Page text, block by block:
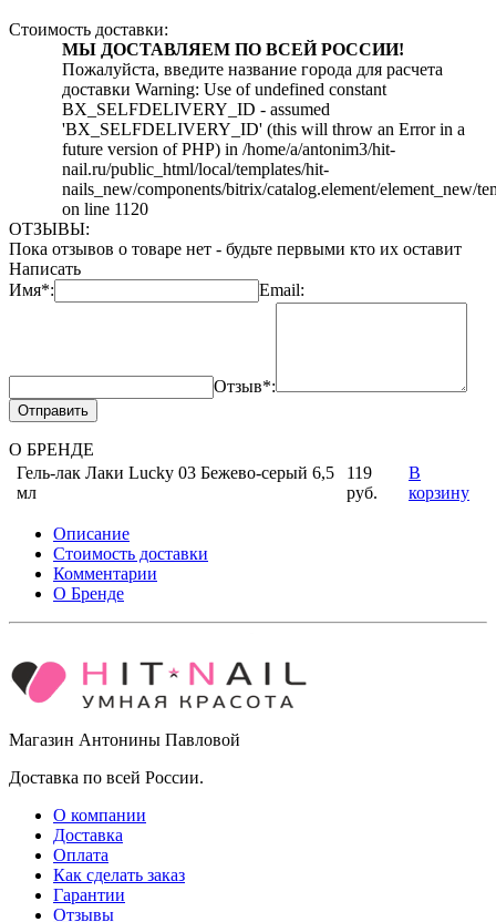
Стоимость доставки:
МЫ ДОСТАВЛЯЕМ ПО ВСЕЙ РОССИИ!
Пожалуйста, введите название города для расчета
доставки Warning: Use of undefined constant
BX_SELFDELIVERY_ID - assumed
'BX_SELFDELIVERY_ID' (this will throw an Error in a
future version of PHP) in /home/a/antonim3/hit-
nail.ru/public_html/local/templates/hit-
nails_new/components/bitrix/catalog.element/element_new/
on line 1120
ОТЗЫВЫ:
Пока отзывов о товаре нет - будьте первыми кто их оставит
Написать
Имя*:
Email:
Отзыв*:
Отправить
О БРЕНДЕ
Гель-лак Лаки Lucky 03 Бежево-серый 6,5
мл
119
руб.
В
корзину
Описание
Стоимость доставки
Комментарии
О Бренде
Магазин Антонины Павловой
Доставка по всей России.
О компании
Доставка
Оплата
Как сделать заказ
Гарантии
Отзывы